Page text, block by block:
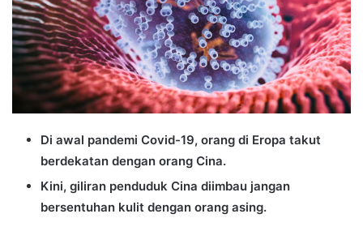
Di awal pandemi Covid-19, orang di Eropa takut
berdekatan dengan orang Cina.
Kini, giliran penduduk Cina diimbau jangan
bersentuhan kulit dengan orang asing.